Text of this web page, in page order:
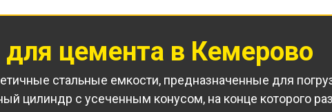
цемента в Кемерово
стальные емкости, предназначенные для
цилиндр с усеченным конусом, на конце которого